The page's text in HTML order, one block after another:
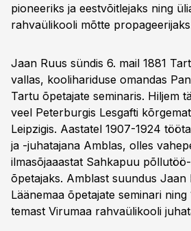
pioneeriks ja eestvõitlejaks ning
rahvaülikooli mõtte
Jaan Ruus sündis 6. mail 1881
vallas, koolihariduse omandas
Tartu õpetajate seminaris. Hiljem
veel Peterburgis Lesgafti
Leipzigis. Aastatel 1907-1924
ja -juhatajana Amblas, olles
ilmasõjaaastat Sahkapuu
õpetajaks. Amblast suundus Jaan
Läänemaa õpetajate seminari ning
temast Virumaa rahvaülikooli